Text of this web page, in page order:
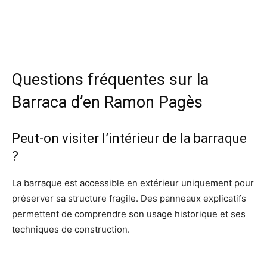
Questions fréquentes sur la
Barraca d’en Ramon Pagès
Peut-on visiter l’intérieur de la barraque
?
La barraque est accessible en extérieur uniquement pour
préserver sa structure fragile. Des panneaux explicatifs
permettent de comprendre son usage historique et ses
techniques de construction.